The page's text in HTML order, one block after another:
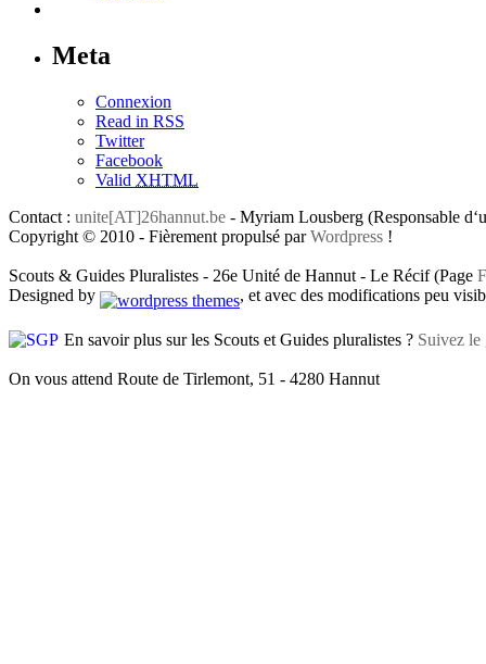
Meta
Connexion
Read in RSS
Twitter
Facebook
Valid XHTML
Contact : unite[AT]26hannut.be - Myriam Lousberg (Responsable
Copyright © 2010 - Fièrement propulsé parWordpress !
Scouts & Guides Pluralistes - 26e Unité de Hannut - Le Récif (Page
Designed by
, et avec des modifications peu
En savoir plus sur les Scouts et Guides pluralistes ? Suivez le
On vous attend Route de Tirlemont, 51 - 4280 Hannut